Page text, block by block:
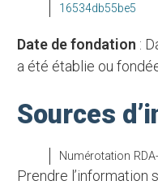
16534db55be5
date de fondation :
a été établie ou
Sources
Numérotation
Prendre l’information sur une date de fondation dans